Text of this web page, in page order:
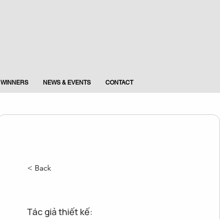
WINNERS NEWS & EVENTS CONTACT
< Back
Tác giả thiết kế: